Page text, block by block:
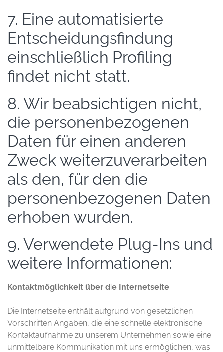
7. Eine automatisierte
Entscheidungsfindung
einschließlich Profiling
findet nicht statt.
8. Wir beabsichtigen nicht,
die personenbezogenen
Daten für einen anderen
Zweck weiterzuverarbeiten
als den, für den die
personenbezogenen Daten
erhoben wurden.
9. Verwendete Plug-Ins und
weitere Informationen:
Kontaktmöglichkeit über die Internetseite
Die Internetseite enthält aufgrund von gesetzlichen
Vorschriften Angaben, die eine schnelle elektronische
Kontaktaufnahme zu unserem Unternehmen sowie eine
unmittelbare Kommunikation mit uns ermöglichen, was